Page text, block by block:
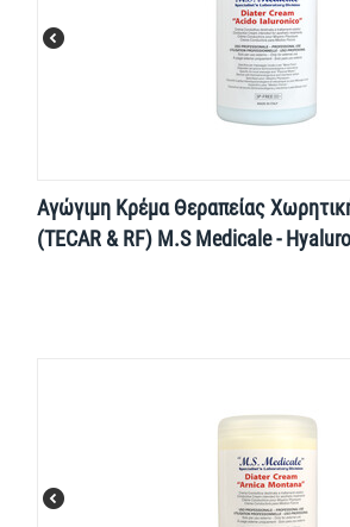
Αγώγιμη Κρέμα Θεραπείας
(TECAR & RF) M.S Medicale -